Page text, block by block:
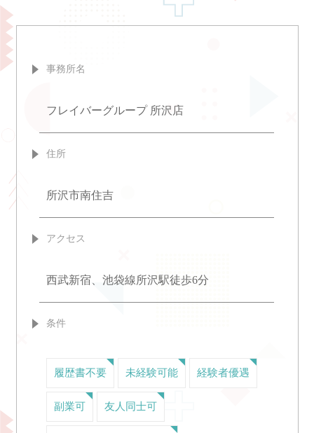
事務所名
フレイバーグループ 所沢店
住所
所沢市南住吉
アクセス
西武新宿、池袋線所沢駅徒歩6分
条件
履歴書不要 未経験可能 経験者優遇
副業可 友人同士可